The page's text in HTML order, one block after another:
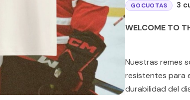
GOCUOTAS 3
WELCOME TO
Nuestras remes
resistentes para
durabilidad del